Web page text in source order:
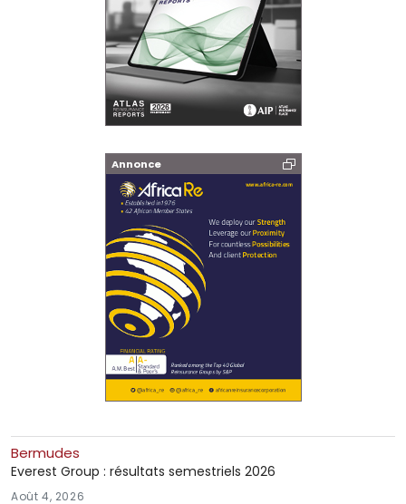
Annonce
Bermudes
Everest Group : résultats semestriels 2026
Août 4, 2026